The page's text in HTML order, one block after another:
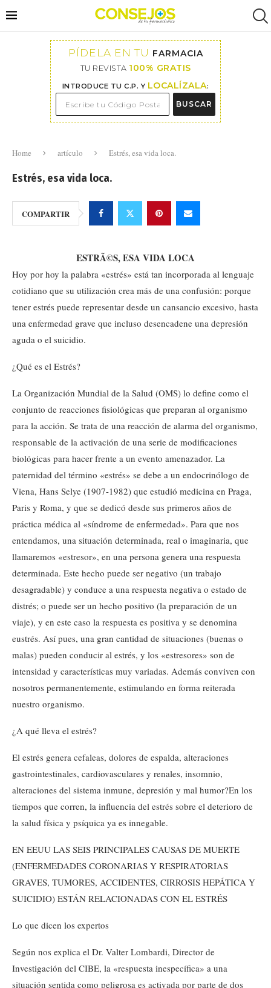
PÍDELA EN TU FARMACIA
TU REVISTA 100% GRATIS
INTRODUCE TU C.P. Y LOCALÍZALA:
BUSCAR
Home artículo Estrés, esa vida loca.
Estrés, esa vida loca.
COMPARTIR
ESTRÃ©S, ESA VIDA LOCA
Hoy por hoy la palabra «estrés» está tan incorporada al lenguaje
cotidiano que su utilización crea más de una confusión: porque
tener estrés puede representar desde un cansancio excesivo, hasta
una enfermedad grave que incluso desencadene una depresión
aguda o el suicidio.
¿Qué es el Estrés?
La Organización Mundial de la Salud (OMS) lo define como el
conjunto de reacciones fisiológicas que preparan al organismo
para la acción. Se trata de una reacción de alarma del organismo,
responsable de la activación de una serie de modificaciones
biológicas para hacer frente a un evento amenazador. La
paternidad del término «estrés» se debe a un endocrinólogo de
Viena, Hans Selye (1907-1982) que estudió medicina en Praga,
Paris y Roma, y que se dedicó desde sus primeros años de
práctica médica al «síndrome de enfermedad». Para que nos
entendamos, una situación determinada, real o imaginaria, que
llamaremos «estresor», en una persona genera una respuesta
determinada. Este hecho puede ser negativo (un trabajo
desagradable) y conduce a una respuesta negativa o estado de
distrés; o puede ser un hecho positivo (la preparación de un
viaje), y en este caso la respuesta es positiva y se denomina
eustrés. Así pues, una gran cantidad de situaciones (buenas o
malas) pueden conducir al estrés, y los «estresores» son de
intensidad y características muy variadas. Además conviven con
nosotros permanentemente, estimulando en forma reiterada
nuestro organismo.
¿A qué lleva el estrés?
El estrés genera cefaleas, dolores de espalda, alteraciones
gastrointestinales, cardiovasculares y renales, insomnio,
alteraciones del sistema inmune, depresión y mal humor?En los
tiempos que corren, la influencia del estrés sobre el deterioro de
la salud física y psíquica ya es innegable.
EN EEUU LAS SEIS PRINCIPALES CAUSAS DE MUERTE
(ENFERMEDADES CORONARIAS Y RESPIRATORIAS
GRAVES, TUMORES, ACCIDENTES, CIRROSIS HEPÁTICA Y
SUICIDIO) ESTÁN RELACIONADAS CON EL ESTRÉS
Lo que dicen los expertos
Según nos explica el Dr. Valter Lombardi, Director de
Investigación del CIBE, la «respuesta inespecífica» a una
situación sentida como peligrosa es activada por parte de dos